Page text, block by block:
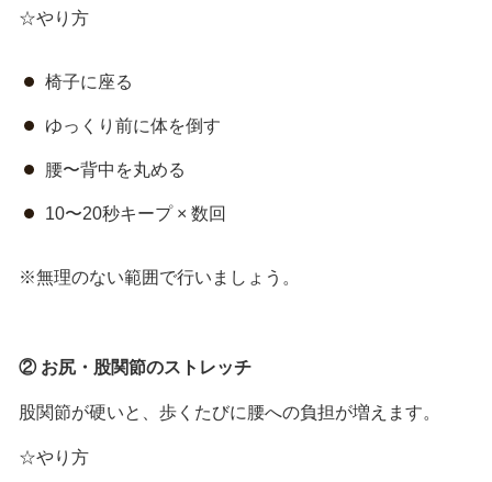
☆やり方
椅子に座る
ゆっくり前に体を倒す
腰〜背中を丸める
10〜20秒キープ × 数回
※無理のない範囲で行いましょう。
② お尻・股関節のストレッチ
股関節が硬いと、歩くたびに腰への負担が増えます。
☆やり方